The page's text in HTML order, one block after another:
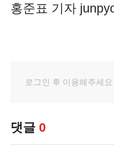
홍준표 기자
댓글 0